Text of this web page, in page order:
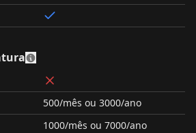
500/mês ou 3000/ano
1000/mês ou 7000/ano